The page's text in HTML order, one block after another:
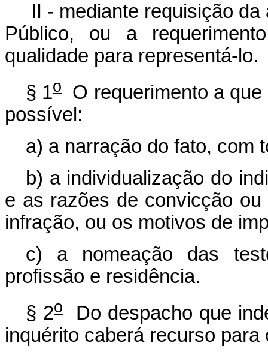
II - mediante requisição
Público, ou a
qualidade para representá-lo.
§ 1oO requerimento a que
possível:
a) a narração do fato, com
b) a individualização do
e as razões de convicção
infração, ou os motivos de
c) a nomeação das
profissão e residência.
§ 2o
Do despacho que
inquérito caberá recurso